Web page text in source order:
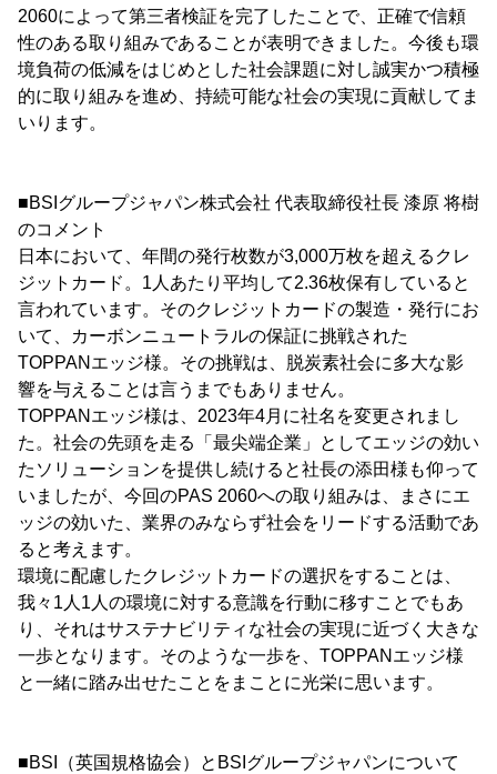
2060によって第三者検証を完了したことで、正確で信頼
性のある取り組みであることが表明できました。今後も環
境負荷の低減をはじめとした社会課題に対し誠実かつ積極
的に取り組みを進め、持続可能な社会の実現に貢献してま
いります。
■BSIグループジャパン株式会社 代表取締役社長 漆原 将樹
のコメント
日本において、年間の発行枚数が3,000万枚を超えるクレ
ジットカード。1人あたり平均して2.36枚保有していると
言われています。そのクレジットカードの製造・発行にお
いて、カーボンニュートラルの保証に挑戦された
TOPPANエッジ様。その挑戦は、脱炭素社会に多大な影
響を与えることは言うまでもありません。
TOPPANエッジ様は、2023年4月に社名を変更されまし
た。社会の先頭を走る「最尖端企業」としてエッジの効い
たソリューションを提供し続けると社長の添田様も仰って
いましたが、今回のPAS 2060への取り組みは、まさにエ
ッジの効いた、業界のみならず社会をリードする活動であ
ると考えます。
環境に配慮したクレジットカードの選択をすることは、
我々1人1人の環境に対する意識を行動に移すことでもあ
り、それはサステナビリティな社会の実現に近づく大きな
一歩となります。そのような一歩を、TOPPANエッジ様
と一緒に踏み出せたことをまことに光栄に思います。
■BSI（英国規格協会）とBSIグループジャパンについて